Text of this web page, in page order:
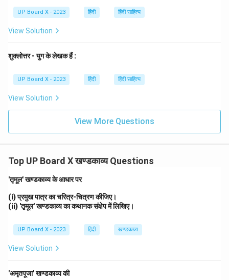
इस प्रकार, खण्डकाव्य धर्म की अधर्म पर विजय के संदेश को प्रस्तुत
करता है।
Download Solution in PDF
UP Board X - 2023 हिंदी हिंदी साहित्य
View Solution
शुक्लोत्तर - युग के लेखक हैं :
UP Board X - 2023 हिंदी हिंदी साहित्य
View Solution
View More Questions
Top UP Board X खण्डकाव्य Questions
'तृमूल' खण्डकाव्य के आधार पर
(i) प्रमुख पात्र का चरित्र-चित्रण कीजिए।
(ii) 'तृमूल' खण्डकाव्य का कथानक संक्षेप में लिखिए।
UP Board X - 2023 हिंदी खण्डकाव्य
View Solution
'अमृतपूजा' खण्डकाव्य की